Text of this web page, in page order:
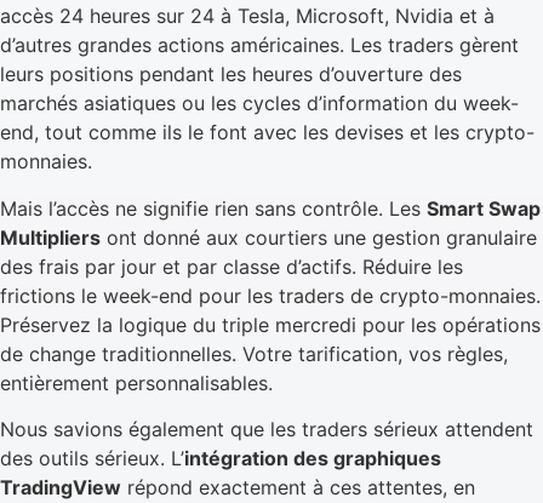
accès 24 heures sur 24 à Tesla, Microsoft, Nvidia et à
d’autres grandes actions américaines. Les traders gèrent
leurs positions pendant les heures d’ouverture des
marchés asiatiques ou les cycles d’information du week-
end, tout comme ils le font avec les devises et les crypto-
monnaies.
Mais l’accès ne signifie rien sans contrôle. Les Smart Swap
Multipliers ont donné aux courtiers une gestion granulaire
des frais par jour et par classe d’actifs. Réduire les
frictions le week-end pour les traders de crypto-monnaies.
Préservez la logique du triple mercredi pour les opérations
de change traditionnelles. Votre tarification, vos règles,
entièrement personnalisables.
Nous savions également que les traders sérieux attendent
des outils sérieux. L’intégration des graphiques
TradingView répond exactement à ces attentes, en